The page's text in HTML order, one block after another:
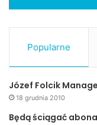
Popularne
Józef Folcik
18 grudnia 2010
Będą ściągać